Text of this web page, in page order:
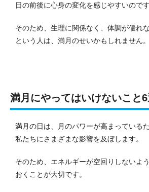
日の前後に心身の変化を感じやすいのです
そのため、生理に関係なく、体調が優れ
という人は、満月のせいかもしれません。
満月にやってはいけないこと6
満月の日は、月のパワーが高まっている
私たちにさまざまな影響を及ぼします。
そのため、エネルギーが空回りしないよ
おくことが大切です。